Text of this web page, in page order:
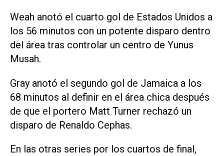
Weah anotó el cuarto gol de Estados Unidos a
los 56 minutos con un potente disparo dentro
del área tras controlar un centro de Yunus
Musah.
Gray anotó el segundo gol de Jamaica a los
68 minutos al definir en el área chica después
de que el portero Matt Turner rechazó un
disparo de Renaldo Cephas.
En las otras series por los cuartos de final,